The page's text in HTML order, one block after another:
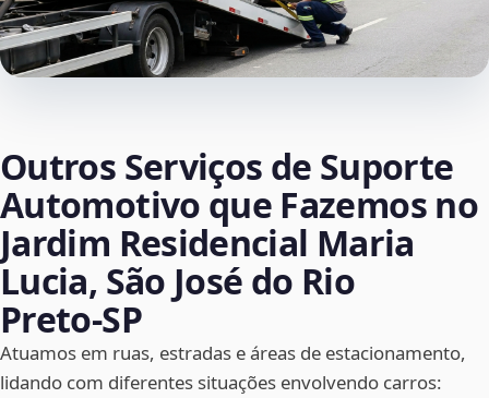
Outros Serviços de Suporte
Automotivo que Fazemos no
Jardim Residencial Maria
Lucia, São José do Rio
Preto‑SP
Atuamos em ruas, estradas e áreas de estacionamento,
lidando com diferentes situações envolvendo carros: